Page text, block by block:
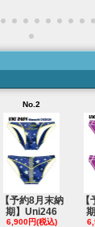
No.2
【予約8月末納
期】Uni246
6,900円(税込)